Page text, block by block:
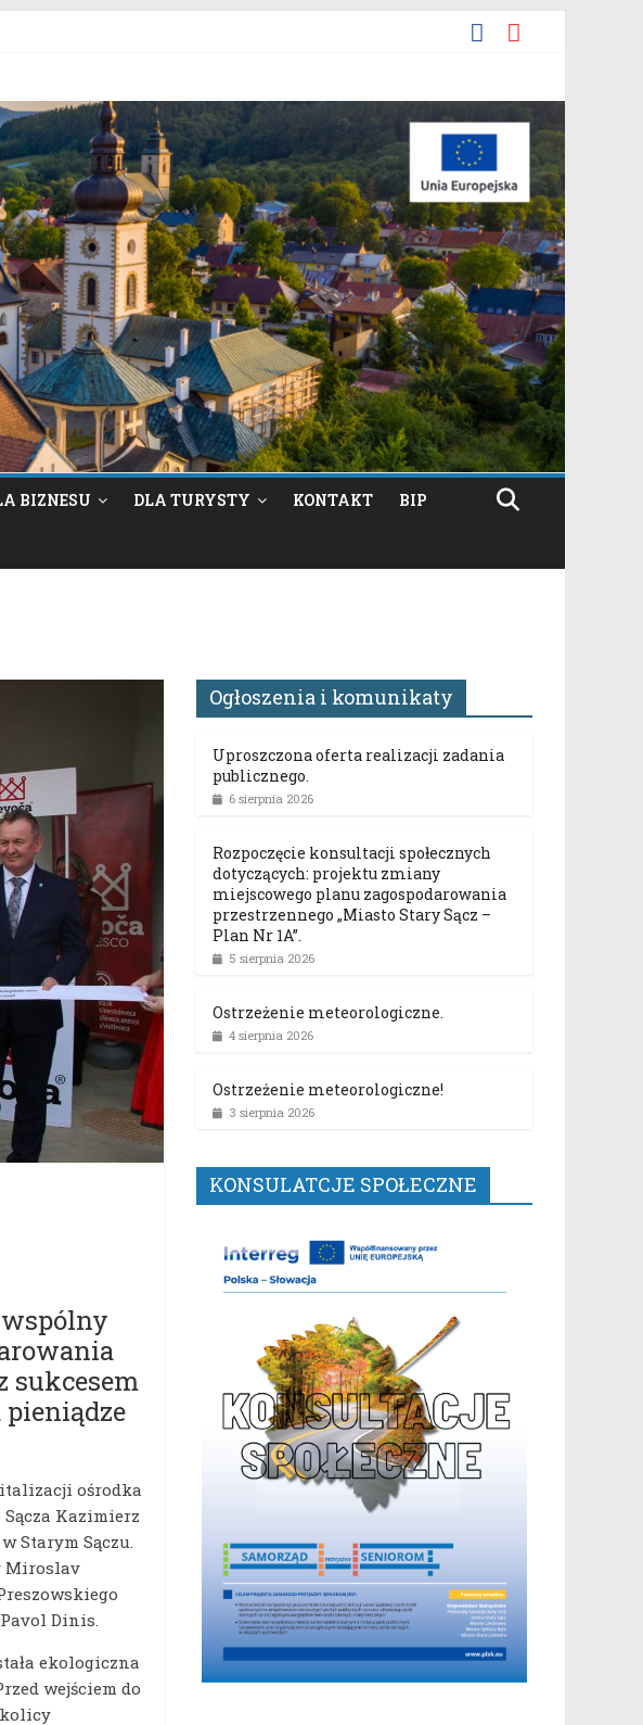
projektu zmiany miejscowego planu zagospodarowania przestrzennego „Miasto
BIZNESU DLA TURYSTY KONTAKT BIP
sukcesem
ośrodka
Kazimierz
Starym Sączu.
Miroslav
Dinis.
ekologiczna
wejściem do
Ogłoszenia i komunikaty
Uproszczona oferta realizacji zadania
publicznego.
6 sierpnia 2026
Rozpoczęcie konsultacji społecznych
dotyczących: projektu zmiany
miejscowego planu zagospodarowania
przestrzennego „Miasto Stary Sącz –
Plan Nr 1A”.
5 sierpnia 2026
Ostrzeżenie meteorologiczne.
4 sierpnia 2026
Ostrzeżenie meteorologiczne!
3 sierpnia 2026
KONSULATCJE SPOŁECZNE